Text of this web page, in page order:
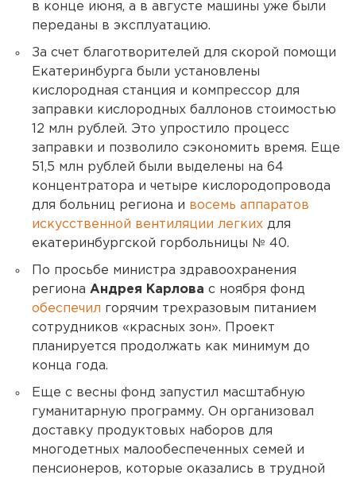
в конце июня, а в августе машины уже были
переданы в эксплуатацию.
За счет благотворителей для скорой помощи
Екатеринбурга были установлены
кислородная станция и компрессор для
заправки кислородных баллонов стоимостью
12 млн рублей. Это упростило процесс
заправки и позволило сэкономить время. Еще
51,5 млн рублей были выделены на 64
концентратора и четыре кислородопровода
для больниц региона и восемь аппаратов
искусственной вентиляции легких для
екатеринбургской горбольницы № 40.
По просьбе министра здравоохранения
региона Андрея Карлова с ноября фонд
обеспечил горячим трехразовым питанием
сотрудников «красных зон». Проект
планируется продолжать как минимум до
конца года.
Еще с весны фонд запустил масштабную
гуманитарную программу. Он организовал
доставку продуктовых наборов для
многодетных малообеспеченных семей и
пенсионеров, которые оказались в трудной